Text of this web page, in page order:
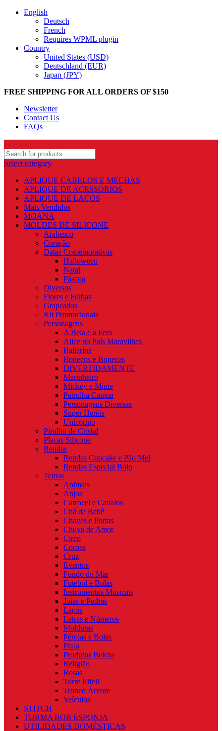
English
Deutsch
French
Requires WPML plugin
Country
United States (USD)
Deutschland (EUR)
Japan (JPY)
FREE SHIPPING FOR ALL ORDERS OF $150
Newsletter
Contact Us
FAQs
Select category
APLIQUE CABELOS E MECHAS
APLIQUE DE ACESSORIOS
APLIQUE DE LAÇOS
Mais Vendidos
MOANA
MOLDES DE SILICONE
Arabesco
Coração
Datas Comemorativas
Halloween
Natal
Páscoa
Diversos
Flores e Folhas
Grapeados
Kit Promocionais
Personagens
A Bela e a Fera
Alice no País Maravilhas
Bailarina
Bonecos e Bonecas
DIVERTIDAMENTE
Marinheiro
Mickey e Minie
Patrulha Canina
Personagens Diversas
Super Heróis
Unicórnio
Pirulito de Cristal
Placas Silicone
Rendas
Rendas Cupcake e Pão Mel
Rendas Especial Bolo
Temas
Animais
Anjos
Carrocel e Cavalos
Chá de Bebê
Chaves e Portas
Chuva de Amor
Circo
Coroas
Cruz
Eventos
Fundo do Mar
Futebol e Bolas
Instrumentos Musicais
Joias e Pedras
Laços
Letras e Números
Molduras
Pérolas e Bolas
Praia
Produtos Beleza
Religião
Rosas
Torre Eifell
Tronco Árvore
Veículos
STITCH
TURMA BOB ESPONJA
UTILIDADES DOMÉSTICAS